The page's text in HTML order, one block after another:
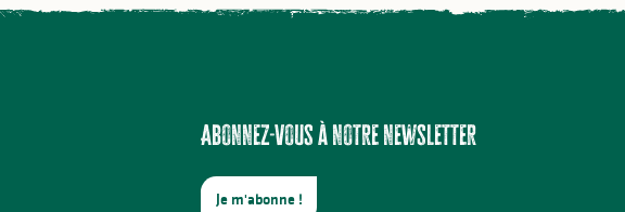
Abonnez-vous à notre newsletter
Je m'abonne !